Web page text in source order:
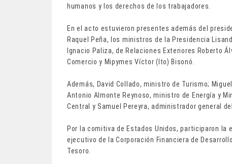
humanos y los derechos de los trabajadores.
En el acto estuvieron presentes además del
Raquel Peña, los ministros de la Presidencia
Ignacio Paliza, de Relaciones Exteriores Roberto
Comercio y Mipymes Víctor (Ito) Bisonó.
Además, David Collado, ministro de Turismo;
Antonio Almonte Reynoso, ministro de Energía y
Central y Samuel Pereyra, administrador general
Por la comitiva de Estados Unidos, participaron la
ejecutivo de la Corporación Financiera de
Tesoro.